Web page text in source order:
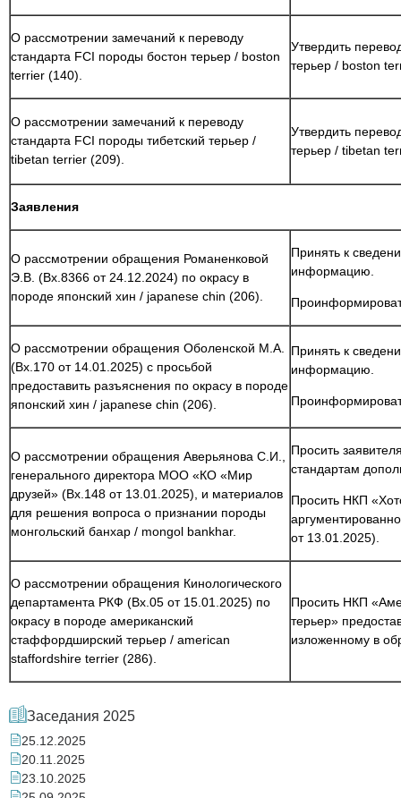
О рассмотрении замечаний к переводу
стандарта FCI породы бостон терьер / boston
terrier (140).
Утвердить
терьер / boston
О рассмотрении замечаний к переводу
стандарта FCI породы тибетский терьер /
tibetan terrier (209).
Утвердить
терьер / tibetan
Заявления
О рассмотрении обращения Романенковой
Э.В. (Вх.8366 от 24.12.2024) по окрасу в
породе японский хин / japanese chin (206).
Принять к
информацию.
О рассмотрении обращения Оболенской М.А.
(Вх.170 от 14.01.2025) с просьбой
предоставить разъяснения по окрасу в породе
японский хин / japanese chin (206).
Принять к
информацию.
О рассмотрении обращения Аверьянова С.И.,
генерального директора МОО «КО «Мир
друзей» (Вх.148 от 13.01.2025), и материалов
для решения вопроса о признании породы
монгольский банхар / mongol bankhar.
Просить
стандартам
Просить НКП
от 13.01.2025).
О рассмотрении обращения Кинологического
департамента РКФ (Вх.05 от 15.01.2025) по
окрасу в породе американский
стаффордширский терьер / american
staffordshire terrier (286).
Просить НКП
терьер»
изложенному в
Заседания 2025
25.12.2025
20.11.2025
23.10.2025